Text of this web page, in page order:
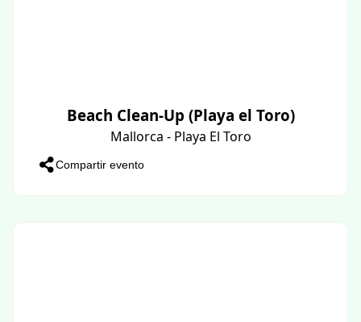
Beach Clean-Up (Playa el Toro)
Mallorca - Playa El Toro
Compartir evento